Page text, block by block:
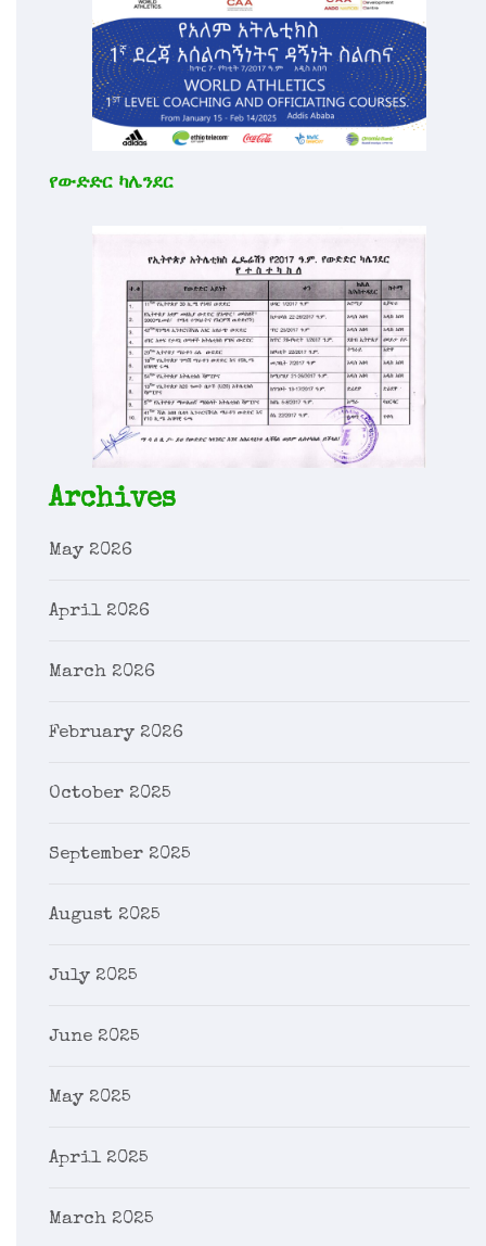
የውድድር ካሌንደር
Archives
May 2026
April 2026
March 2026
February 2026
October 2025
September 2025
August 2025
July 2025
June 2025
May 2025
April 2025
March 2025